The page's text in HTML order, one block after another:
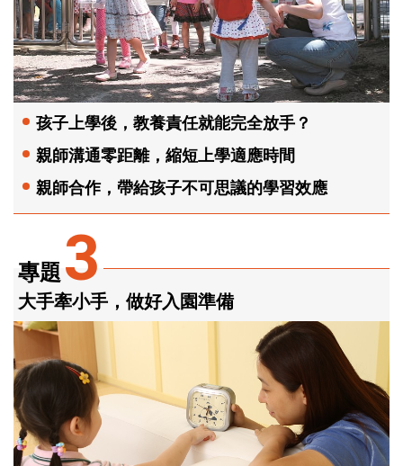
專題3
大手牽小手，做好入園準備
孩子上學後，教養責任就能完全放手？
親師溝通零距離，縮短上學適應時間
親師合作，帶給孩子不可思議的學習效應